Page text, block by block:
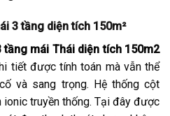
3 tầng diện tích 150m²
mái Thái diện tích 150m2
tiết được tính toán mà vẫn thể
và sang trọng. Hệ thống cột
truyền thống. Tại đây được